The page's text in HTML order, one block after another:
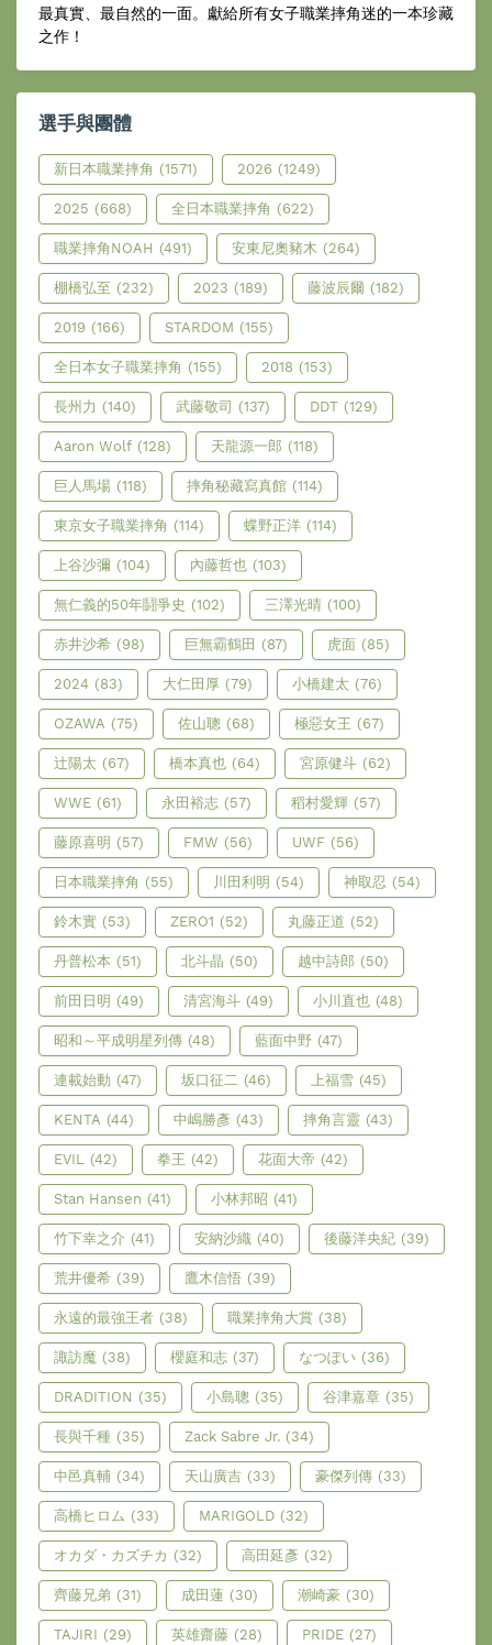
最真實、最自然的一面。獻給所有女子職業摔角迷的一本珍藏
之作！
選手與團體
新日本職業摔角 (1571) 2026 (1249)
2025 (668) 全日本職業摔角 (622)
職業摔角NOAH (491) 安東尼奧豬木 (264)
棚橋弘至 (232) 2023 (189) 藤波辰爾 (182)
2019 (166) STARDOM (155)
全日本女子職業摔角 (155) 2018 (153)
長州力 (140) 武藤敬司 (137) DDT (129)
Aaron Wolf (128) 天龍源一郎 (118)
巨人馬場 (118) 摔角秘藏寫真館 (114)
東京女子職業摔角 (114) 蝶野正洋 (114)
上谷沙彌 (104) 內藤哲也 (103)
無仁義的50年鬪爭史 (102) 三澤光晴 (100)
赤井沙希 (98) 巨無霸鶴田 (87) 虎面 (85)
2024 (83) 大仁田厚 (79) 小橋建太 (76)
OZAWA (75) 佐山聰 (68) 極惡女王 (67)
辻陽太 (67) 橋本真也 (64) 宮原健斗 (62)
WWE (61) 永田裕志 (57) 稻村愛輝 (57)
藤原喜明 (57) FMW (56) UWF (56)
日本職業摔角 (55) 川田利明 (54) 神取忍 (54)
鈴木實 (53) ZERO1 (52) 丸藤正道 (52)
丹普松本 (51) 北斗晶 (50) 越中詩郎 (50)
前田日明 (49) 清宮海斗 (49) 小川直也 (48)
昭和～平成明星列傳 (48) 藍面中野 (47)
連載始動 (47) 坂口征二 (46) 上福雪 (45)
KENTA (44) 中嶋勝彥 (43) 摔角言靈 (43)
EVIL (42) 拳王 (42) 花面大帝 (42)
Stan Hansen (41) 小林邦昭 (41)
竹下幸之介 (41) 安納沙織 (40) 後藤洋央紀 (39)
荒井優希 (39) 鷹木信悟 (39)
永遠的最強王者 (38) 職業摔角大賞 (38)
諏訪魔 (38) 櫻庭和志 (37) なつぽい (36)
DRADITION (35) 小島聰 (35) 谷津嘉章 (35)
長與千種 (35) Zack Sabre Jr. (34)
中邑真輔 (34) 天山廣吉 (33) 豪傑列傳 (33)
高橋ヒロム (33) MARIGOLD (32)
オカダ・カズチカ (32) 高田延彥 (32)
齊藤兄弟 (31) 成田蓮 (30) 潮崎豪 (30)
TAJIRI (29) 英雄齋藤 (28) PRIDE (27)